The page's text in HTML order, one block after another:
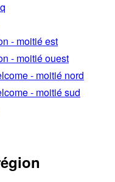
- moitié est
- moitié ouest
- moitié nord
- moitié sud